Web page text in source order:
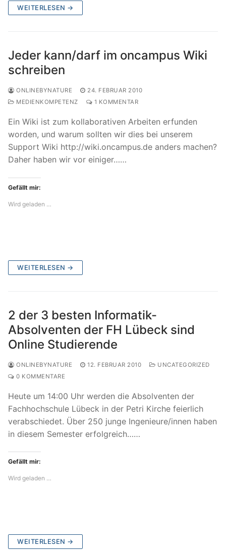
WEITERLESEN →
Jeder kann/darf im oncampus Wiki
schreiben
ONLINEBYNATURE
24. FEBRUAR 2010
MEDIENKOMPETENZ
1 KOMMENTAR
Ein Wiki ist zum kollaborativen Arbeiten erfunden
worden, und warum sollten wir dies bei unserem
Support Wiki http://wiki.oncampus.de anders machen?
Daher haben wir vor einiger……
Gefällt mir:
Wird geladen …
WEITERLESEN →
2 der 3 besten Informatik-
Absolventen der FH Lübeck sind
Online Studierende
ONLINEBYNATURE 12. FEBRUAR 2010
UNCATEGORIZED
0 KOMMENTARE
Heute um 14:00 Uhr werden die Absolventen der
Fachhochschule Lübeck in der Petri Kirche feierlich
verabschiedet. Über 250 junge Ingenieure/innen haben
in diesem Semester erfolgreich……
Gefällt mir:
Wird geladen …
WEITERLESEN →